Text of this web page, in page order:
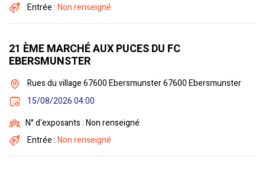
Entrée :Non renseigné
21 ÈME MARCHÉ AUX PUCES DU FC
EBERSMUNSTER
Rues du village 67600 Ebersmunster 67600 Ebersmunster
15/08/2026 04:00
N° d'exposants : Non renseigné
Entrée :Non renseigné